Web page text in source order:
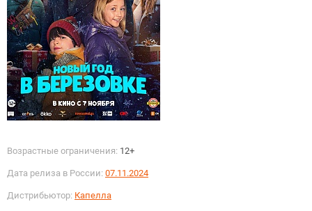
Возрастные ограничения: 12+
Дата релиза в России: 07.11.2024
Дистрибьютор: Капелла